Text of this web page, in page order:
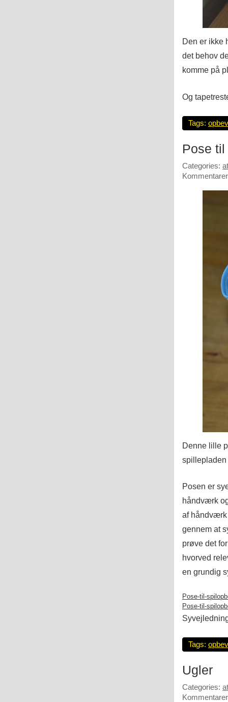
Den er ikke
det behov
komme på
Og
Tags:
Pose
Categories:
Denne lille
spillepladen
Posen er
håndværk
af håndværk
gennem at
prøve det
hvorved
en grundig
Pose-til-
Pose-til-
Tags:
Ugler
Categories: